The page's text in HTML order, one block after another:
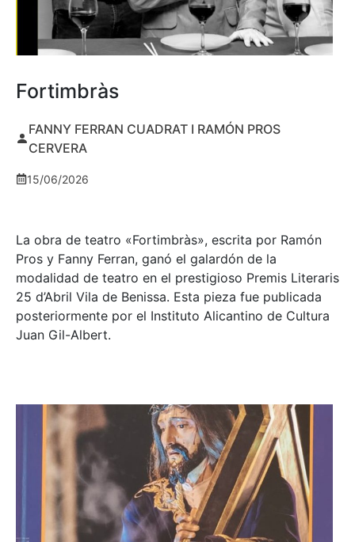
Fortimbràs
FANNY FERRAN CUADRAT I RAMÓN PROS
CERVERA
15/06/2026
La obra de teatro «Fortimbràs», escrita por Ramón
Pros y Fanny Ferran, ganó el galardón de la
modalidad de teatro en el prestigioso Premis Literaris
25 d’Abril Vila de Benissa. Esta pieza fue publicada
posteriormente por el Instituto Alicantino de Cultura
Juan Gil-Albert.